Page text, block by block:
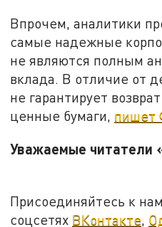
Впрочем, аналитики
самые надежные
не являются полным
вклада. В отличие от
не гарантирует
ценные бумаги, пишет
Уважаемые читатели
Присоединяйтесь к
соцсетях ВКонтакте,